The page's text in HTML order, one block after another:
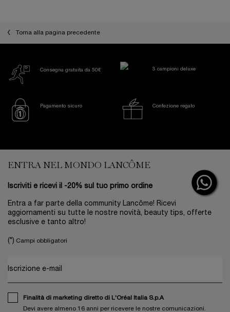
Torna alla pagina precedente
Consegna gratuita da 50€ 3 campioni deluxe
Pagamento sicuro Confezione regalo
ENTRA NEL MONDO LANCÔME
Iscriviti e ricevi il -20% sul tuo primo ordine
Entra a far parte della community Lancôme! Ricevi
aggiornamenti su tutte le nostre novità, beauty tips, offerte
esclusive e tanto altro!
(*) Campi obbligatori
Iscrizione e-mail
Finalità di marketing diretto di L'Oréal Italia S.p.A
Devi avere almeno 16 anni per ricevere le nostre comunicazioni.